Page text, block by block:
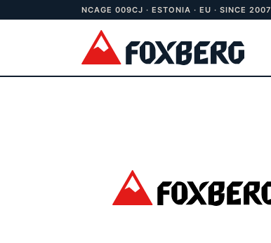
NCAGE 009CJ · ESTONIA · EU · SINCE 2007